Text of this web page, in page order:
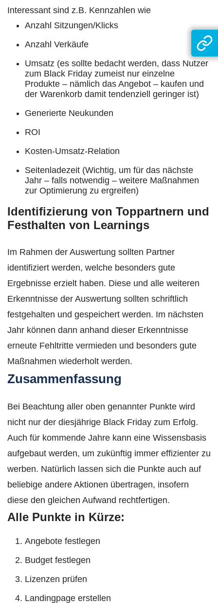
Interessant sind z.B. Kennzahlen wie
Anzahl Sitzungen/Klicks
Anzahl Verkäufe
Umsatz (es sollte bedacht werden, dass Nutzer
zum Black Friday zumeist nur einzelne
Produkte – nämlich das Angebot – kaufen und
der Warenkorb damit tendenziell geringer ist)
Generierte Neukunden
ROI
Kosten-Umsatz-Relation
Seitenladezeit (Wichtig, um für das nächste
Jahr – falls notwendig – weitere Maßnahmen
zur Optimierung zu ergreifen)
Identifizierung von Toppartnern und
Festhalten von Learnings
Im Rahmen der Auswertung sollten Partner
identifiziert werden, welche besonders gute
Ergebnisse erzielt haben. Diese und alle weiteren
Erkenntnisse der Auswertung sollten schriftlich
festgehalten und gespeichert werden. Im nächsten
Jahr können dann anhand dieser Erkenntnisse
erneute Fehltritte vermieden und besonders gute
Maßnahmen wiederholt werden.
Zusammenfassung
Bei Beachtung aller oben genannter Punkte wird
nicht nur der diesjährige Black Friday zum Erfolg.
Auch für kommende Jahre kann eine Wissensbasis
aufgebaut werden, um zukünftig immer effizienter zu
werben. Natürlich lassen sich die Punkte auch auf
beliebige andere Aktionen übertragen, insofern
diese den gleichen Aufwand rechtfertigen.
Alle Punkte in Kürze:
Angebote festlegen
Budget festlegen
Lizenzen prüfen
Landingpage erstellen